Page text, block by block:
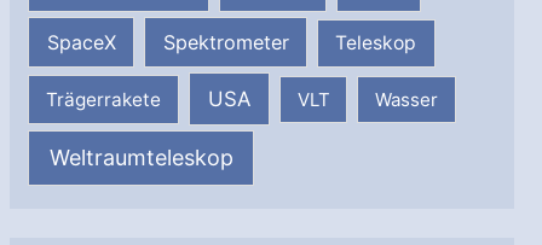
SpaceX Spektrometer Teleskop
Trägerrakete USA VLT Wasser
Weltraumteleskop